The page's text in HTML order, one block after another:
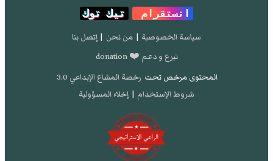
انستقرام
تيك توك
سياسة الخصوصية | من نحن | إتصل بنا
تبرع و دعم ❤️ donation
المحتوى مرخص تحت رخصة المشاع الإبداعي 3.0
شروط الإستخدام | إخلاء المسؤولية